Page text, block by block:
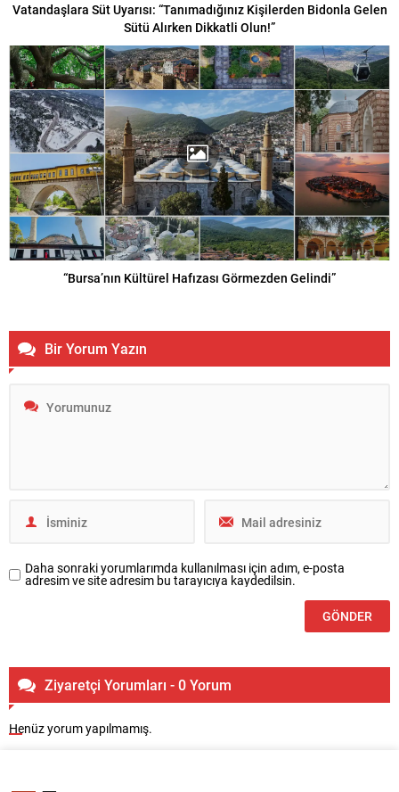
Vatandaşlara Süt Uyarısı: “Tanımadığınız Kişilerden Bidonla Gelen
Sütü Alırken Dikkatli Olun!”
“Bursa’nın Kültürel Hafızası Görmezden Gelindi”
Bir Yorum Yazın
Daha sonraki yorumlarımda kullanılması için adım, e-posta
adresim ve site adresim bu tarayıcıya kaydedilsin.
Ziyaretçi Yorumları - 0 Yorum
Henüz yorum yapılmamış.